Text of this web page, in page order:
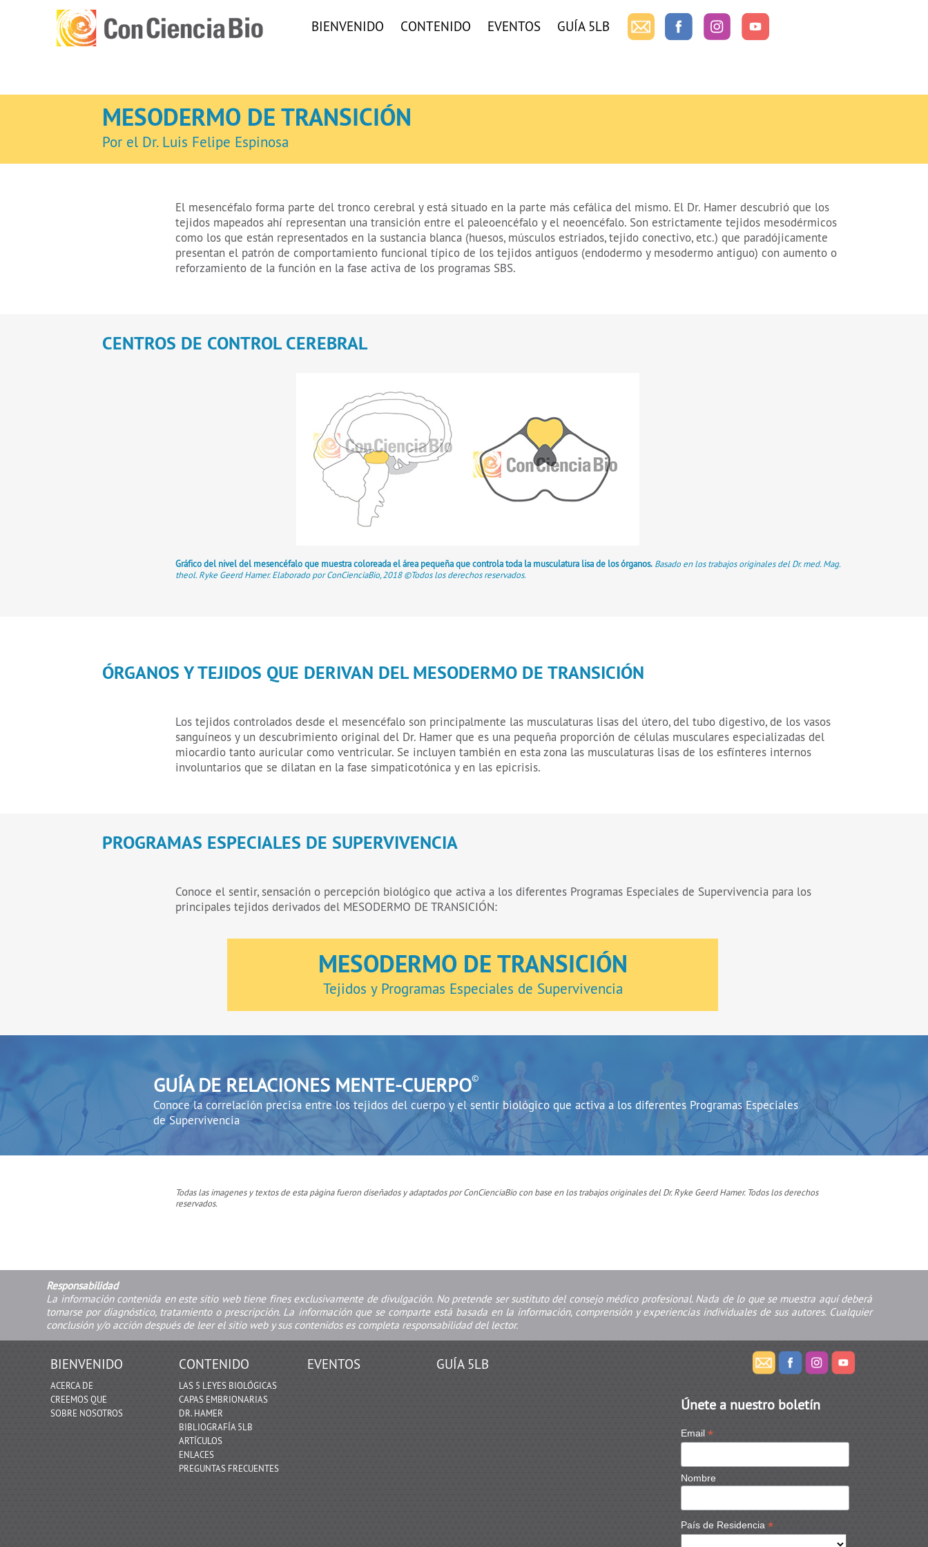
BIENVENIDO CONTENIDO EVENTOS GUÍA 5LB
MESODERMO DE TRANSICIÓN
Por el Dr. Luis Felipe Espinosa
El mesencéfalo forma parte del tronco cerebral y está situado en la parte más cefálica del mismo. El Dr. Hamer descubrió que los
tejidos mapeados ahí representan una transición entre el paleoencéfalo y el neoencéfalo. Son estrictamente tejidos mesodérmicos
como los que están representados en la sustancia blanca (huesos, músculos estriados, tejido conectivo, etc.) que paradójicamente
presentan el patrón de comportamiento funcional típico de los tejidos antiguos (endodermo y mesodermo antiguo) con aumento o
reforzamiento de la función en la fase activa de los programas SBS.
CENTROS DE CONTROL CEREBRAL
Gráfico del nivel del mesencéfalo que muestra coloreada el área pequeña que controla toda la musculatura lisa de los órganos. Basado en los trabajos originales del Dr. med. Mag.
theol. Ryke Geerd Hamer. Elaborado por ConCienciaBio, 2018 ©Todos los derechos reservados.
ÓRGANOS Y TEJIDOS QUE DERIVAN DEL MESODERMO DE TRANSICIÓN
Los tejidos controlados desde el mesencéfalo son principalmente las musculaturas lisas del útero, del tubo digestivo, de los vasos
sanguíneos y un descubrimiento original del Dr. Hamer que es una pequeña proporción de células musculares especializadas del
miocardio tanto auricular como ventricular. Se incluyen también en esta zona las musculaturas lisas de los esfínteres internos
involuntarios que se dilatan en la fase simpaticotónica y en las epicrisis.
PROGRAMAS ESPECIALES DE SUPERVIVENCIA
Conoce el sentir, sensación o percepción biológico que activa a los diferentes Programas Especiales de Supervivencia para los
principales tejidos derivados del MESODERMO DE TRANSICIÓN:
MESODERMO DE TRANSICIÓN
Tejidos y Programas Especiales de Supervivencia
GUÍA DE RELACIONES MENTE-CUERPO©
Conoce la correlación precisa entre los tejidos del cuerpo y el sentir biológico que activa a los diferentes Programas Especiales
de Supervivencia
Todas las imagenes y textos de esta página fueron diseñados y adaptados por ConCienciaBio con base en los trabajos originales del Dr. Ryke Geerd Hamer. Todos los derechos
reservados.
Responsabilidad
La información contenida en este sitio web tiene fines exclusivamente de divulgación. No pretende ser sustituto del consejo médico profesional. Nada de lo que se muestra aquí deberá
tomarse por diagnóstico, tratamiento o prescripción. La información que se comparte está basada en la información, comprensión y experiencias individuales de sus autores. Cualquier
conclusión y/o acción después de leer el sitio web y sus contenidos es completa responsabilidad del lector.
BIENVENIDO
ACERCA DE
CREEMOS QUE
SOBRE NOSOTROS
CONTENIDO
LAS 5 LEYES BIOLÓGICAS
CAPAS EMBRIONARIAS
DR. HAMER
BIBLIOGRAFÍA 5LB
ARTÍCULOS
ENLACES
PREGUNTAS FRECUENTES
EVENTOS GUÍA 5LB
Únete a nuestro boletín
Email*
Nombre
País de Residencia*